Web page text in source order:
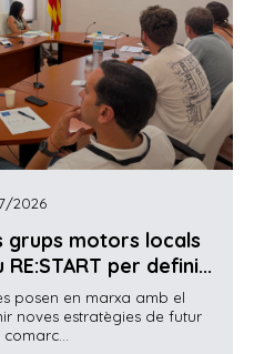
2026
grups motors locals
per defini...
posen en marxa amb el
noves estratègies de futur